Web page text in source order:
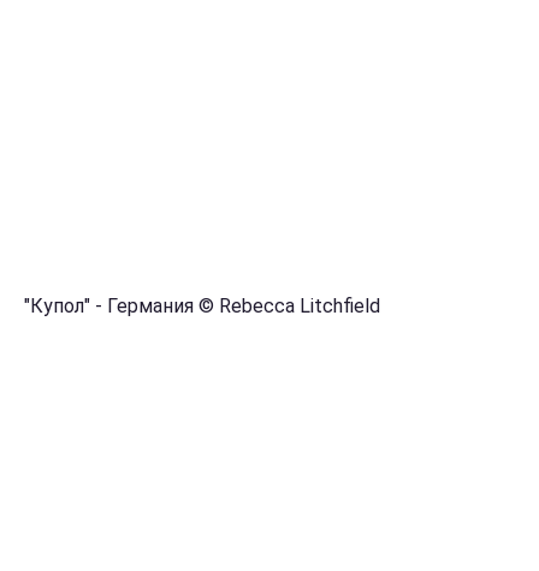
"Купол" - Германия © Rebecca Litchfield